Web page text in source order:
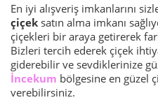
En iyi alışveriş imkanlarını
çiçek satın alma imkanı
çiçekleri bir araya getirerek
Bizleri tercih ederek çiçek
giderebilir ve sevdiklerinize
İncekum bölgesine en güzel
verebilirsiniz.